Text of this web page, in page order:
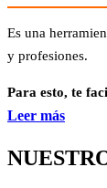
Es una
y profesiones.
Para esto, te
Leer más